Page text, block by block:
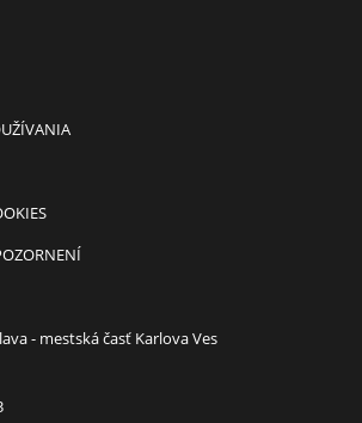
- mestská časť Karlova Ves